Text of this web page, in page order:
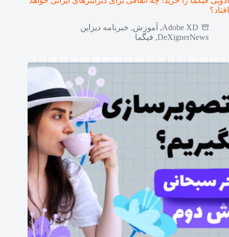
افتاد؟
Adobe XD
, آموزش, خبرنامه دیزاین
DeXignerNews
, فیگما